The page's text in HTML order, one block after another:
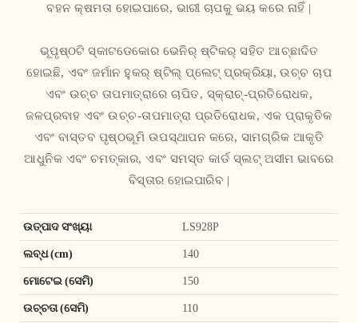
ବହନ କ୍ଷମତା ହୋଇପାରେ, ଭାରୀ ଚାପକୁ ଭୟ କରେ ନାହିଁ |
ଭୂପୃଷ୍ଠଟି ସ୍କାଟଡେକୋର ଭେନିର୍ ଷ୍ଟିକର୍ ସହିତ ଆଚ୍ଛାଦିତ
ହୋଇଛି, ଏବଂ ଜର୍ମାନ ହୁକର୍ ଷ୍ଟିଲ୍ ପ୍ଲେଟ୍ ପ୍ରକ୍ରିୟା, ଉଚ୍ଚ ଚାପ
ଏବଂ ଉଚ୍ଚ ତାପମାତ୍ରାରେ ଚାପିତ, ସ୍କ୍ରାଚ୍-ପ୍ରତିରୋଧକ,
ଜଳପ୍ରବାହ ଏବଂ ଉଚ୍ଚ-ତାପମାତ୍ରା ପ୍ରତିରୋଧକ, ଏକ ପ୍ରାକୃତିକ
ଏବଂ ବାସ୍ତବ ପୃଷ୍ଠଭୂମି ଉପସ୍ଥାପନ କରେ, ସାମଗ୍ରିକ ଆକୃତି
ଆଧୁନିକ ଏବଂ ଚମତ୍କାର, ଏବଂ ସମସ୍ତ କାର୍ଡ ସ୍ଲଟ୍ ଅସୀମ ଭାବରେ
ବିସ୍ତାର ହୋଇପାରିବ |
ଉତ୍ପାଦ ସଂଖ୍ୟା LS928P
ଲବ୍ଧ (cm) 140
ମୋଟେଇ (ସେମି) 150
ଉଚ୍ଚତା (ସେମି) 110